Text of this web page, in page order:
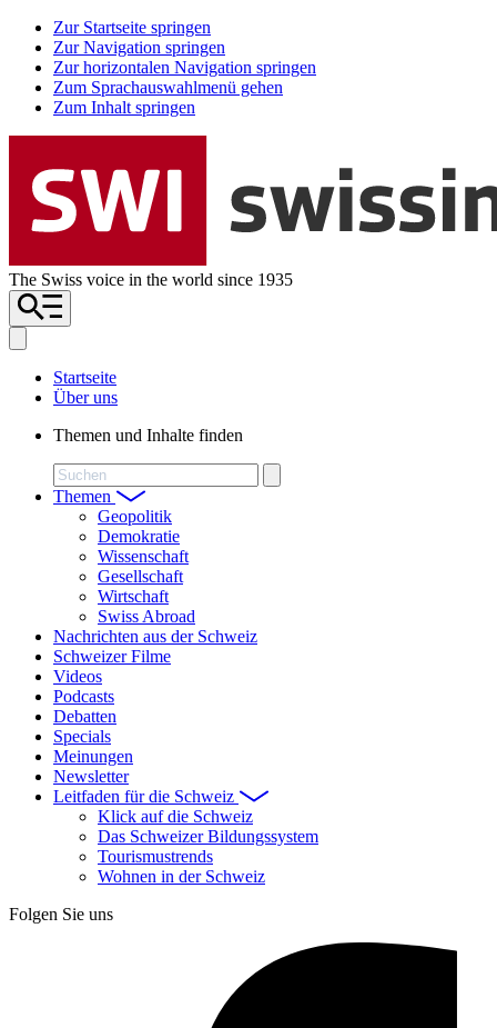
Zur Startseite springen
Zur Navigation springen
Zur horizontalen Navigation springen
Zum Sprachauswahlmenü gehen
Zum Inhalt springen
The Swiss voice in the world since 1935
Startseite
Über uns
Themen und Inhalte finden
Suchen
Themen
Geopolitik
Demokratie
Wissenschaft
Gesellschaft
Wirtschaft
Swiss Abroad
Nachrichten aus der Schweiz
Schweizer Filme
Videos
Podcasts
Debatten
Specials
Meinungen
Newsletter
Leitfaden für die Schweiz
Klick auf die Schweiz
Das Schweizer Bildungssystem
Tourismustrends
Wohnen in der Schweiz
Folgen Sie uns